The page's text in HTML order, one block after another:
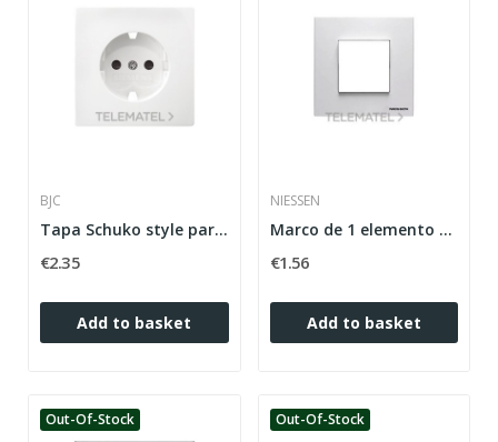
BJC
Tapa Schuko style para 18524 en blanco polar
€2.35
Add to basket
NIESSEN
Marco de 1 elemento con 2 módulos Zenit blanco
€1.56
Add to basket
Out-Of-Stock Out-Of-Stock